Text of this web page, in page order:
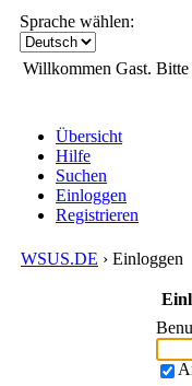
Sprache wählen:
Willkommen Gast. Bitte
Übersicht
Hilfe
Suchen
Einloggen
Registrieren
WSUS.DE › Einloggen